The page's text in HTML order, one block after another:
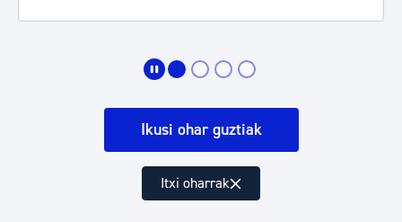
Ikusi ohar guztiak
Itxi oharrak